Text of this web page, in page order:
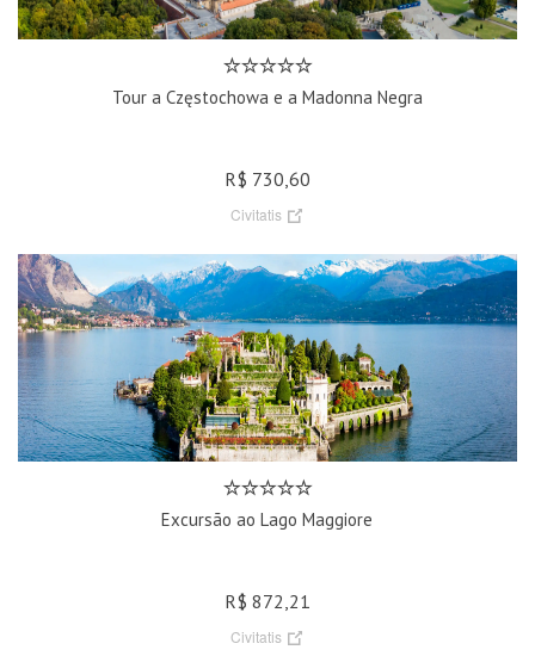
Tour a Częstochowa e a Madonna Negra
R$ 730,60
Civitatis
Excursão ao Lago Maggiore
R$ 872,21
Civitatis